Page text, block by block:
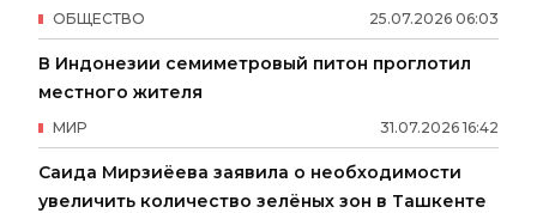
25.07.2026 06:03
ОБЩЕСТВО
В Индонезии семиметровый питон проглотил
местного жителя
31.07.2026 16:42
МИР
Саида Мирзиёева заявила о необходимости
увеличить количество зелёных зон в Ташкенте